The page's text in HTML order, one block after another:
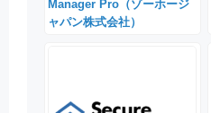
Manager Pro（ゾーホージ
ャパン株式会社）